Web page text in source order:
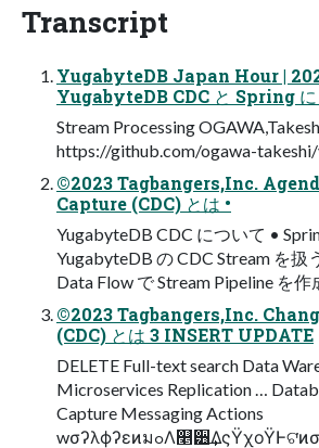
Transcript
YugabyteDB Japan Hour |
YugabyteDB CDC と Spring に
Stream Processing
https://github.com/ogawa-
©2023 Tagbangers,Inc.
Capture (CDC) とは •
YugabyteDB CDC について •
YugabyteDB の CDC Stream を扱
Data Flow で Stream Pipeline を作
©2023 Tagbangers,Inc.
(CDC) とは 3 INSERT UPDATE
DELETE Full-text search Data
Microservices Replication …
Capture Messaging Actions
wσʔλϕʔεͷมߋΛ௥੻͢ΔςΫχοΫͰଟ͘ͷσʔλϕʔε͕αϙʔτ͍ͯ͠Δ